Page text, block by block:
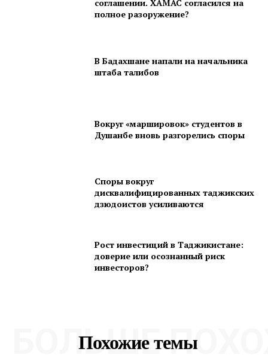
соглашении. ХАМАС согласился на
полное разоружение?
В Бадахшане напали на начальника
штаба талибов
Вокруг «маршировок» студентов в
Душанбе вновь разгорелись споры
Споры вокруг
дисквалифицированных таджикских
дзюдоистов усиливаются
Рост инвестиций в Таджикистане:
доверие или осознанный риск
инвесторов?
Похожие темы
БОЛЬШЕ